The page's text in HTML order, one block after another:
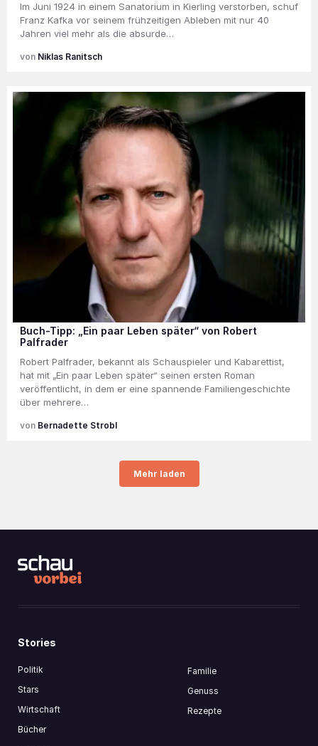
Im Juni 1924 in einem Sanatorium in Kierling verstorben, schuf
Franz Kafka vor seinem frühzeitigen Ableben mit nur 40
Jahren viel mehr als die absurde…
Niklas Ranitsch
Buch-Tipp: „Ein paar Leben später“ von Robert
Palfrader
Robert Palfrader, bekannt als Schauspieler und Kabarettist,
hat mit „Ein paar Leben später“ seinen ersten Roman
veröffentlicht, in dem er eine spannende Familiengeschichte
über mehrere…
Bernadette Strobl
Mehr laden
Stories
Politik
Stars
Wirtschaft
Bücher
Familie
Genuss
Rezepte